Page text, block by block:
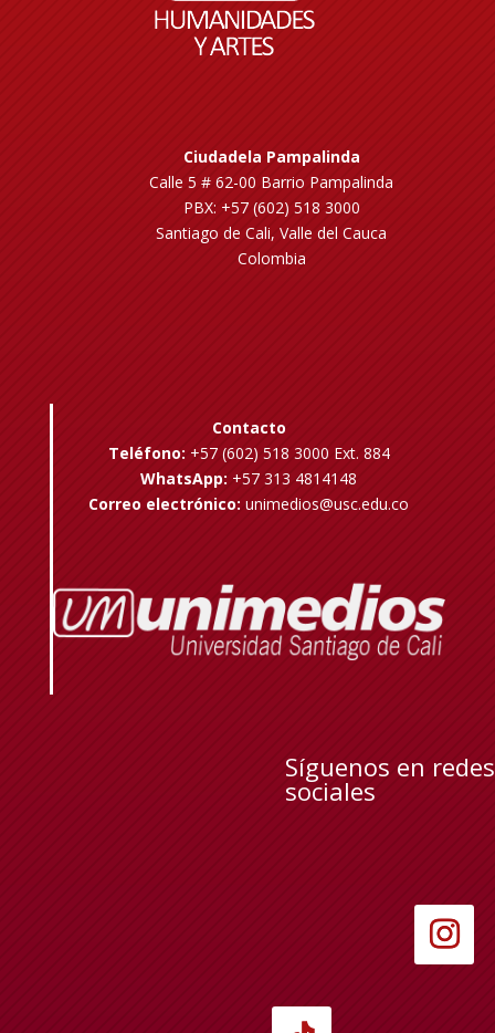
Ciudadela Pampalinda
Calle 5 # 62-00 Barrio Pampalinda
PBX: +57 (602) 518 3000
Santiago de Cali, Valle del Cauca
Colombia
Contacto
Teléfono: +57 (602) 518 3000 Ext. 884
WhatsApp: +57 313 4814148
Correo electrónico: unimedios@usc.edu.co
Síguenos en redes
sociales